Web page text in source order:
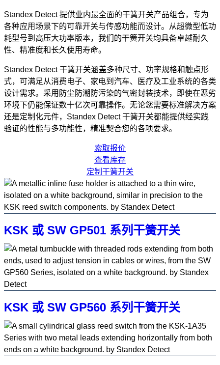
Standex Detect 提供业内最全面的干簧开关产品组合，专为
各种应用场景下的可靠开关与传感功能而设计。从超微型低功
耗型号到高压大功率版本，我们的干簧开关均具备卓越耐久
性、精准度和长久使用寿命。
Standex Detect 干簧开关涵盖多种尺寸、功率规格和触点形
式，可满足从消费电子、家电到汽车、医疗及工业系统的各类
设计需求。采用防尘防潮防污染的气密封装技术，即使在恶劣
环境下仍能保证数十亿次可靠操作。无论您需要标准解决方案
还是定制化元件，Standex Detect 干簧开关都能提供经实践
验证的性能与多功能性，精准契合您的各项要求。
索取报价
查看库存
定制干簧开关
KSK 或 SW GP501 系列干簧开关
KSK 或 SW GP560 系列干簧开关